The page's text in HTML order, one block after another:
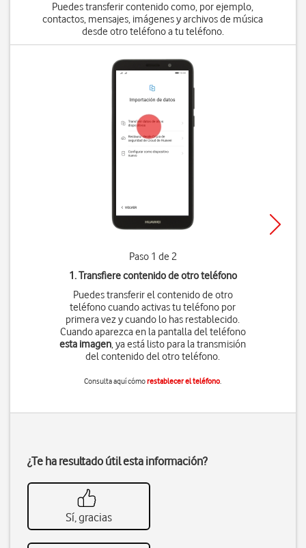
Puedes transferir contenido como, por ejemplo,
contactos, mensajes, imágenes y archivos de música
desde otro teléfono a tu teléfono.
Paso 1 de 2
1. Transfiere contenido de otro teléfono
Puedes transferir el contenido de otro
teléfono cuando activas tu teléfono por
primera vez y cuando lo has restablecido.
Cuando aparezca en la pantalla del teléfono
esta imagen, ya está listo para la transmisión
del contenido del otro teléfono.
Consulta aquí cómorestablecer el teléfono.
¿Te ha resultado útil esta información?
Sí, gracias